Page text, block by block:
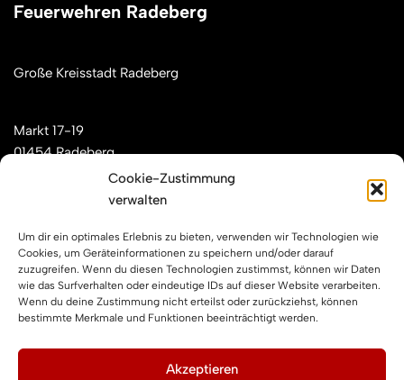
Cookie-Zustimmung
verwalten
Um dir ein optimales Erlebnis zu bieten, verwenden wir Technologien wie
Cookies, um Geräteinformationen zu speichern und/oder darauf
zuzugreifen. Wenn du diesen Technologien zustimmst, können wir Daten
wie das Surfverhalten oder eindeutige IDs auf dieser Website verarbeiten.
Wenn du deine Zustimmung nicht erteilst oder zurückziehst, können
bestimmte Merkmale und Funktionen beeinträchtigt werden.
Akzeptieren
Feuerwehren Radeberg
Große Kreisstadt Radeberg
Markt 17-19
01454 Radeberg
Mail: kontakt[at]feuerwehren-radeberg.de
Feuerwehren Radeberg im Internet
Facebook Instagram YouTube
Impressum und Datenschutz